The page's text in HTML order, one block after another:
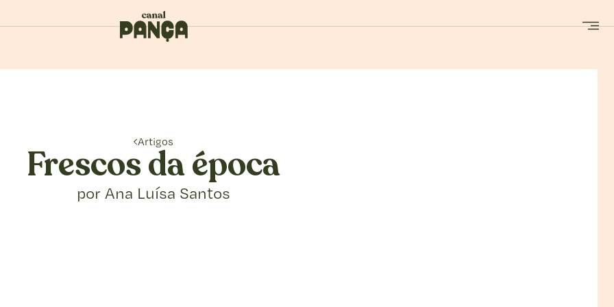
Artigos
Frescos da época
por Ana Luísa Santos